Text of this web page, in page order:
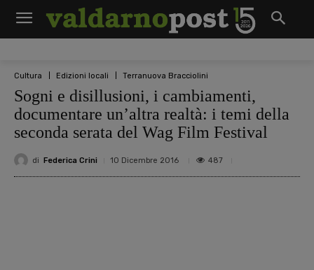
Cultura Edizioni locali Terranuova Bracciolini
Sogni e disillusioni, i cambiamenti,
documentare un’altra realtà: i temi della
seconda serata del Wag Film Festival
di Federica Crini 10 Dicembre 2016 487